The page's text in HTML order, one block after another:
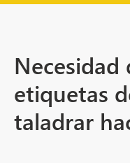
Necesidad
etiquetas
taladrar